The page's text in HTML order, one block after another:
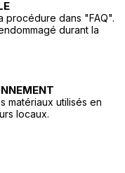
procédure dans "FAQ".
durant la
matériaux utilisés en
locaux.